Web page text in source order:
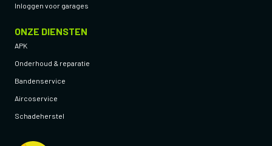
Inloggen voor garages
ONZE DIENSTEN
APK
Onderhoud & reparatie
Bandenservice
Aircoservice
Schadeherstel